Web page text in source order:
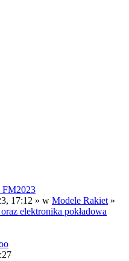
FM2023
17:12 » w Modele Rakiet»
elektronika pokładowa